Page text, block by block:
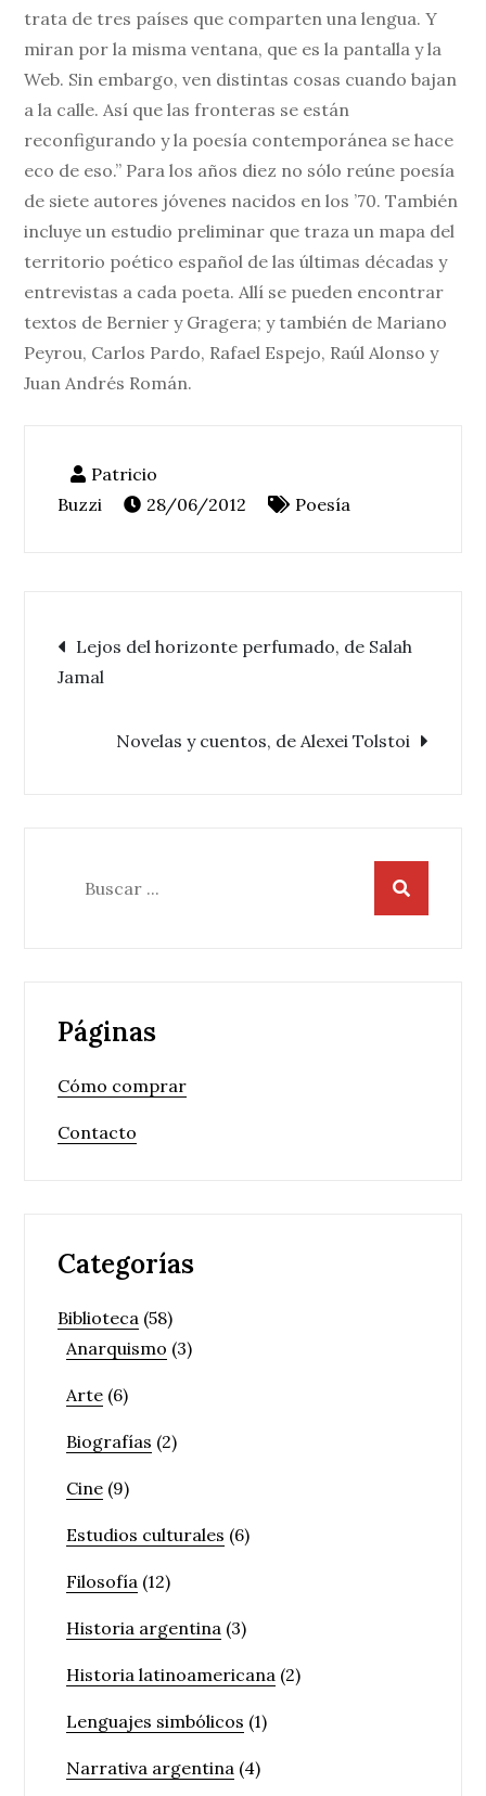
trata de tres países que comparten una lengua. Y
miran por la misma ventana, que es la pantalla y la
Web. Sin embargo, ven distintas cosas cuando bajan
a la calle. Así que las fronteras se están
reconfigurando y la poesía contemporánea se hace
eco de eso.” Para los años diez no sólo reúne poesía
de siete autores jóvenes nacidos en los ’70. También
incluye un estudio preliminar que traza un mapa del
territorio poético español de las últimas décadas y
entrevistas a cada poeta. Allí se pueden encontrar
textos de Bernier y Gragera; y también de Mariano
Peyrou, Carlos Pardo, Rafael Espejo, Raúl Alonso y
Juan Andrés Román.
28/06/2012 Poesía
Navegación
Lejos del horizonte perfumado, de Salah
Jamal
Novelas y cuentos, de Alexei Tolstoi
Páginas
Cómo comprar
Contacto
Categorías
Biblioteca (58)
Anarquismo (3)
Arte (6)
Biografías (2)
Cine (9)
Estudios culturales (6)
Filosofía (12)
Historia argentina (3)
Historia latinoamericana (2)
Lenguajes simbólicos (1)
Narrativa argentina (4)